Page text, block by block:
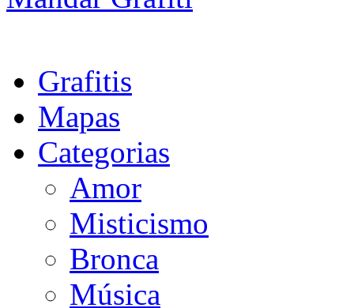
Grafitis
Mapas
Categorias
Amor
Misticismo
Bronca
Música